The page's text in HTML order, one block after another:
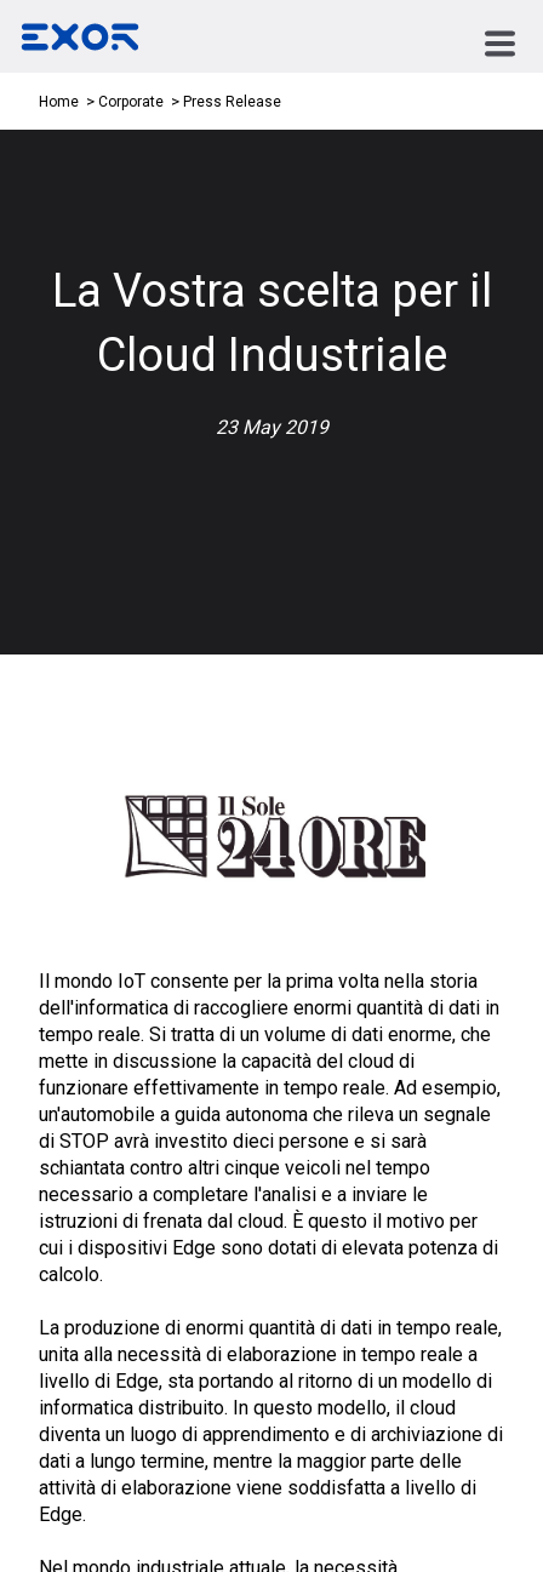
Home Corporate Press Release
La Vostra scelta per il
Cloud Industriale
23 May 2019
Il mondo IoT consente per la prima volta nella storia
dell'informatica di raccogliere enormi quantità di dati in
tempo reale. Si tratta di un volume di dati enorme, che
mette in discussione la capacità del cloud di
funzionare effettivamente in tempo reale. Ad esempio,
un'automobile a guida autonoma che rileva un segnale
di STOP avrà investito dieci persone e si sarà
schiantata contro altri cinque veicoli nel tempo
necessario a completare l'analisi e a inviare le
istruzioni di frenata dal cloud. È questo il motivo per
cui i dispositivi Edge sono dotati di elevata potenza di
calcolo.
La produzione di enormi quantità di dati in tempo reale,
unita alla necessità di elaborazione in tempo reale a
livello di Edge, sta portando al ritorno di un modello di
informatica distribuito. In questo modello, il cloud
diventa un luogo di apprendimento e di archiviazione di
dati a lungo termine, mentre la maggior parte delle
attività di elaborazione viene soddisfatta a livello di
Edge.
Nel mondo industriale attuale, la necessità